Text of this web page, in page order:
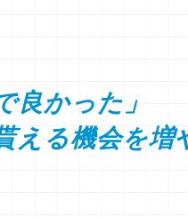
良かった」
える機会を増